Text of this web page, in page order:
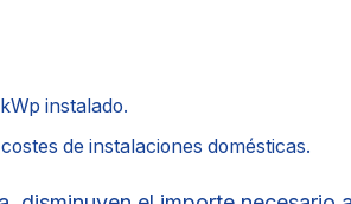
instalado.
de instalaciones domésticas.